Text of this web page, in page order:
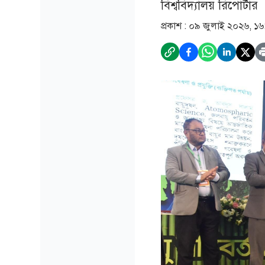
বিশ্ববিদ্যালয় রিপোর্টার
প্রকাশ : ০৯ জুলাই ২০২৬,